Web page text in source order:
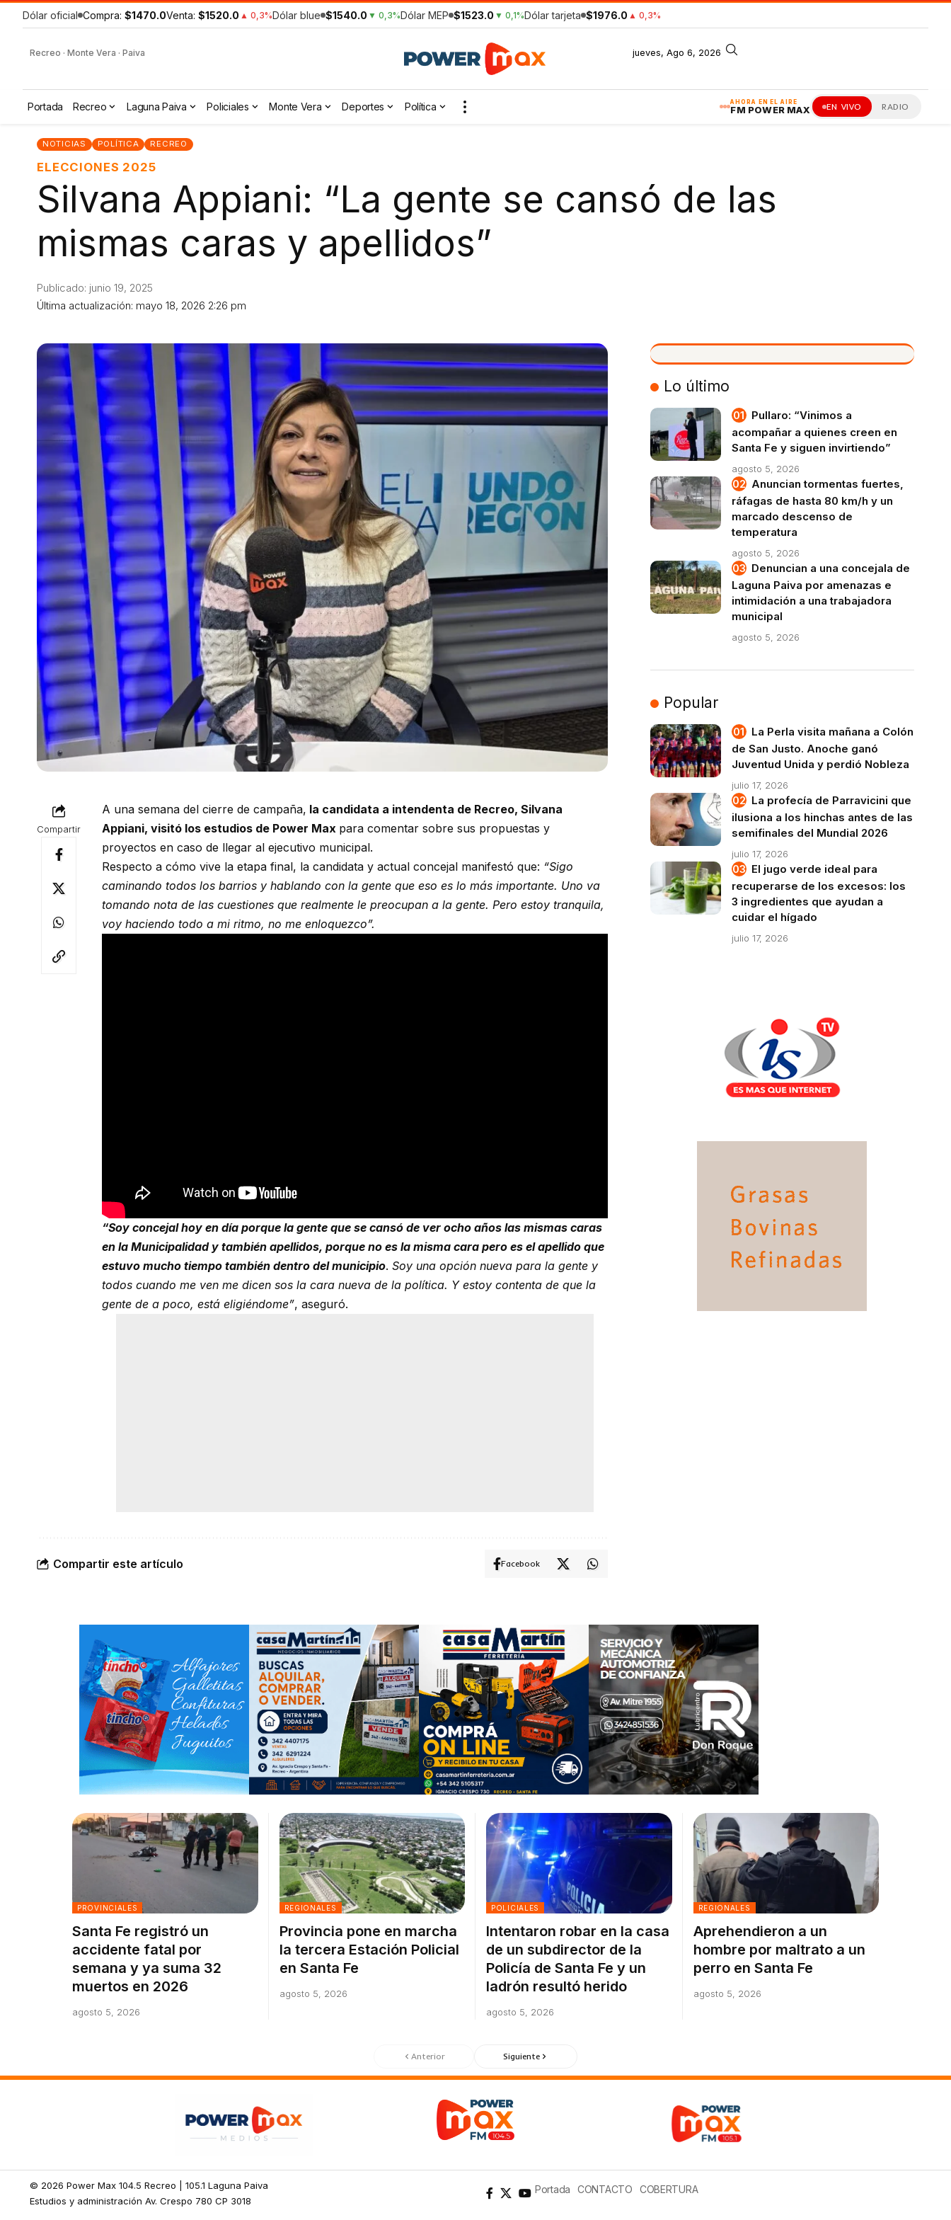
Dólar oficial Compra: $1470.0Venta: $1520.0 ▲ 0,3%Dólar blue $1540.0 ▼ 0,3%Dólar MEP $1523.0 ▼ 0,1%Dólar tarjeta $1976.0 ▲ 0,3%
Recreo · Monte Vera · Paiva jueves, Ago 6, 2026
AHORA EN EL AIRE
FM POWER MAX EN VIVO RADIO
Portada Recreo Laguna Paiva Policiales Monte Vera Deportes Política
NOTICIAS POLÍTICA RECREO
ELECCIONES 2025
Silvana Appiani: “La gente se cansó de las
mismas caras y apellidos”
Última actualización: mayo 18, 2026 2:26 pm
Publicado: junio 19, 2025
Compartir
A una semana del cierre de campaña, la candidata a intendenta de Recreo, Silvana
Appiani, visitó los estudios de Power Max para comentar sobre sus propuestas y
proyectos en caso de llegar al ejecutivo municipal.
Respecto a cómo vive la etapa final, la candidata y actual concejal manifestó que: “Sigo
caminando todos los barrios y hablando con la gente que eso es lo más importante. Uno va
tomando nota de las cuestiones que realmente le preocupan a la gente. Pero estoy tranquila,
voy haciendo todo a mi ritmo, no me enloquezco”.
“Soy concejal hoy en día porque la gente que se cansó de ver ocho años las mismas caras
en la Municipalidad y también apellidos, porque no es la misma cara pero es el apellido que
estuvo mucho tiempo también dentro del municipio. Soy una opción nueva para la gente y
todos cuando me ven me dicen sos la cara nueva de la política. Y estoy contenta de que la
gente de a poco, está eligiéndome”, aseguró.
Compartir este artículo Facebook
VIVO
Lo último
Pullaro: “Vinimos a
acompañar a quienes creen en
Santa Fe y siguen invirtiendo”
agosto 5, 2026
Anuncian tormentas fuertes,
ráfagas de hasta 80 km/h y un
marcado descenso de
temperatura
agosto 5, 2026
Denuncian a una concejala de
Laguna Paiva por amenazas e
intimidación a una trabajadora
municipal
agosto 5, 2026
Popular
La Perla visita mañana a Colón
de San Justo. Anoche ganó
Juventud Unida y perdió Nobleza
julio 17, 2026
La profecía de Parravicini que
ilusiona a los hinchas antes de las
semifinales del Mundial 2026
julio 17, 2026
El jugo verde ideal para
recuperarse de los excesos: los
3 ingredientes que ayudan a
cuidar el hígado
julio 17, 2026
PROVINCIALES
Santa Fe registró un
accidente fatal por
semana y ya suma 32
muertos en 2026
agosto 5, 2026
REGIONALES
Provincia pone en marcha
la tercera Estación Policial
en Santa Fe
agosto 5, 2026
POLICIALES
Intentaron robar en la casa
de un subdirector de la
Policía de Santa Fe y un
ladrón resultó herido
agosto 5, 2026
REGIONALES
Aprehendieron a un
hombre por maltrato a un
perro en Santa Fe
agosto 5, 2026
Anterior Siguiente
© 2026 Power Max 104.5 Recreo | 105.1 Laguna Paiva
Estudios y administración Av. Crespo 780 CP 3018
Portada CONTACTO COBERTURA